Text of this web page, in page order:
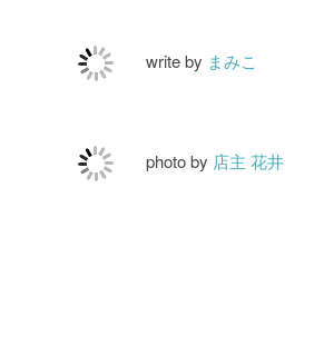
write by まみこ
photo by 店主 花井